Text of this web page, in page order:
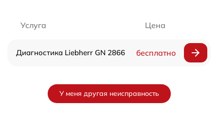
Услуга Цена
Диагностика Liebherr GN 2866 бесплатно
У меня другая неисправность